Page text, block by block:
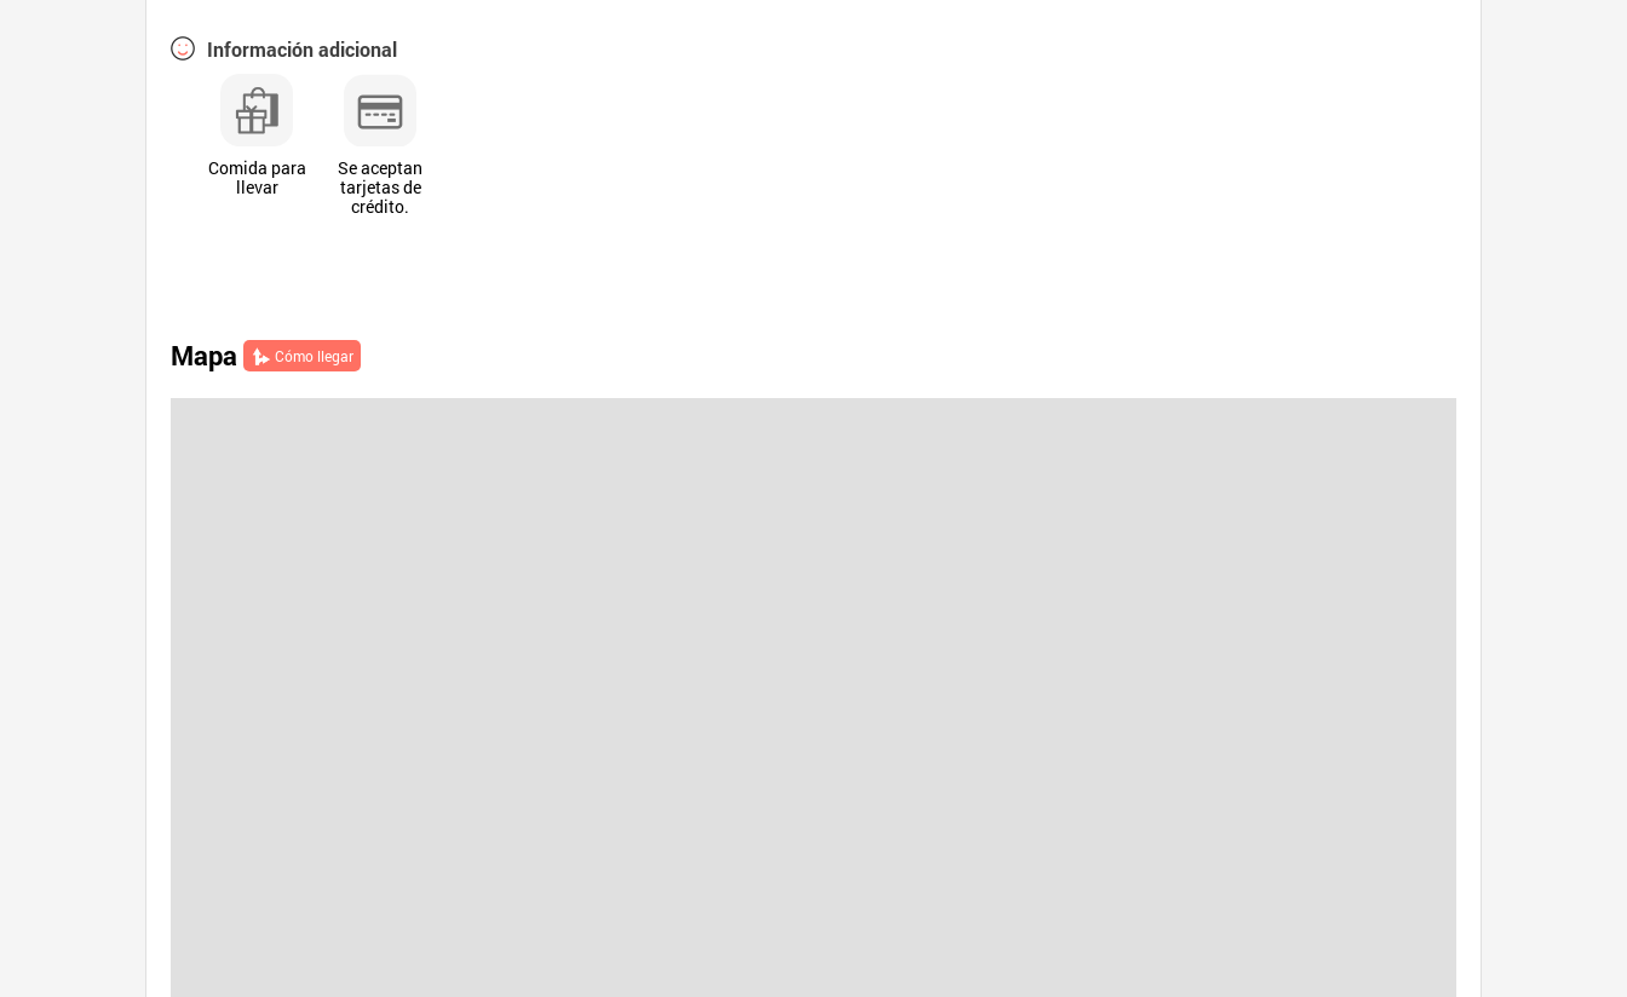
Información adicional
Comida para
llevar
Se aceptan
tarjetas de
crédito.
Mapa Cómo llegar